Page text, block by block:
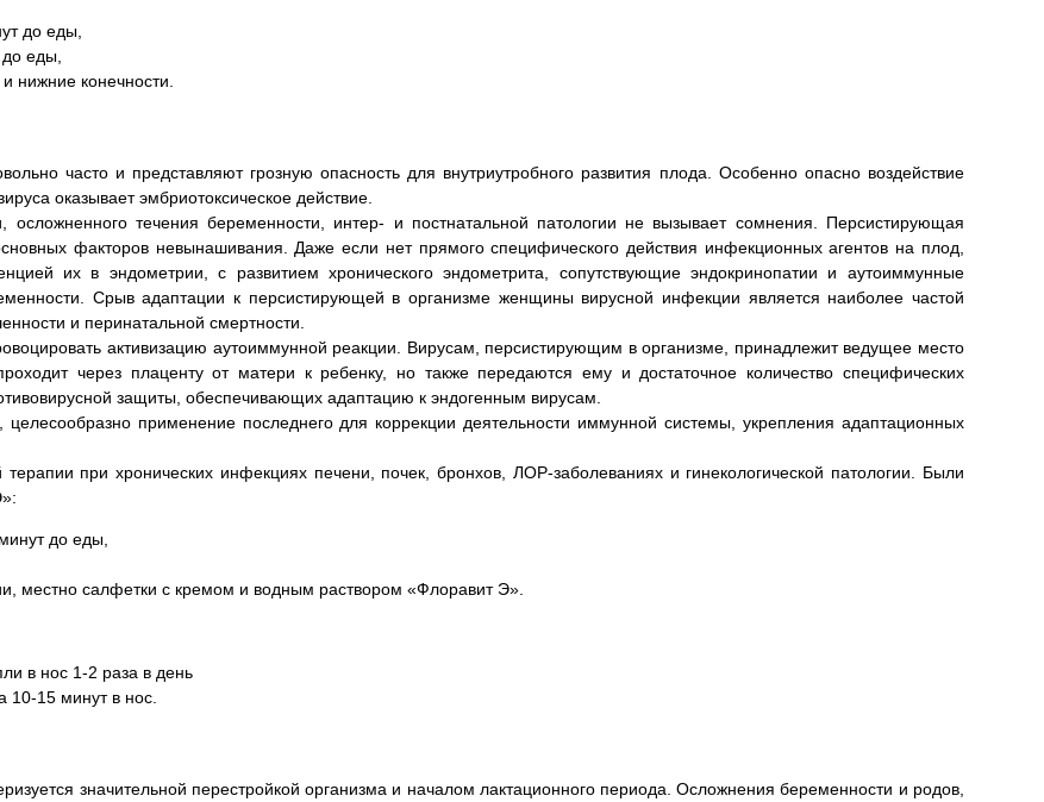
до еды,
еды,
нижние конечности.
часто и представляют грозную опасность для внутриутробного развития плода. Особенно опасно воздействие
оказывает эмбриотоксическое действие.
осложненного течения беременности, интер- и постнатальной патологии не вызывает сомнения. Персистирующая
факторов невынашивания. Даже если нет прямого специфического действия инфекционных агентов на плод,
их в эндометрии, с развитием хронического эндометрита, сопутствующие эндокринопатии и аутоиммунные
Срыв адаптации к персистирующей в организме женщины вирусной инфекции является наиболее частой
и перинатальной смертности.
активизацию аутоиммунной реакции. Вирусам, персистирующим в организме, принадлежит ведущее место
через плаценту от матери к ребенку, но также передаются ему и достаточное количество специфических
защиты, обеспечивающих адаптацию к эндогенным вирусам.
применение последнего для коррекции деятельности иммунной системы, укрепления адаптационных
при хронических инфекциях печени, почек, бронхов, ЛОР-заболеваниях и гинекологической патологии. Были
до еды,
местно салфетки с кремом и водным раствором «Флоравит Э».
в нос 1-2 раза в день
15 минут в нос.
значительной перестройкой организма и началом лактационного периода. Осложнения беременности и родов,